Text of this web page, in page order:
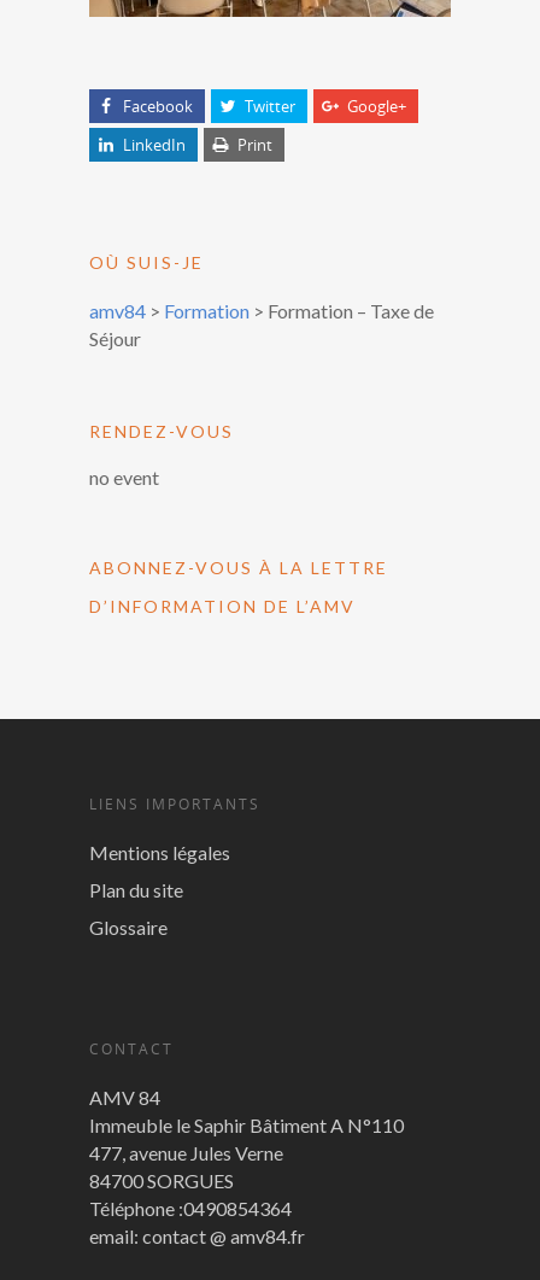
Facebook Twitter
Google+
LinkedIn
Print
OÙ SUIS-JE
amv84 > Formation > Formation – Taxe de
Séjour
RENDEZ-VOUS
no event
ABONNEZ-VOUS À LA LETTRE
D’INFORMATION DE L’AMV
LIENS IMPORTANTS
Mentions légales
Plan du site
Glossaire
CONTACT
AMV 84
Immeuble le Saphir Bâtiment A N°110
477, avenue Jules Verne
84700 SORGUES
Téléphone :0490854364
email: contact @ amv84.fr